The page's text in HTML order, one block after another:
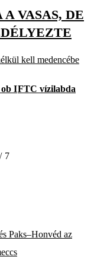
VASAS, DE
kell medencébe
IFTC vízilabda
/ 7
Paks–Honvéd az